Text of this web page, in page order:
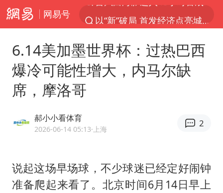
网易号
中方回应是否在太平洋海底开采稀土
五粮液渠道价一箱上涨近百元
U17国足1分钟轰2球
泰国一女公务员妆容引争议 本人回应
6.14美加墨世界杯：过热巴西
爆冷可能性增大，内马尔缺
席，摩洛哥
郝小小看体育
2026-06-14 05:13·上海
2
说起这场早场球，不少球迷已经定好闹钟
准备爬起来看了。北京时间6月14日早上